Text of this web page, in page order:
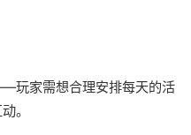
玩家需想合理安排每天的活
。